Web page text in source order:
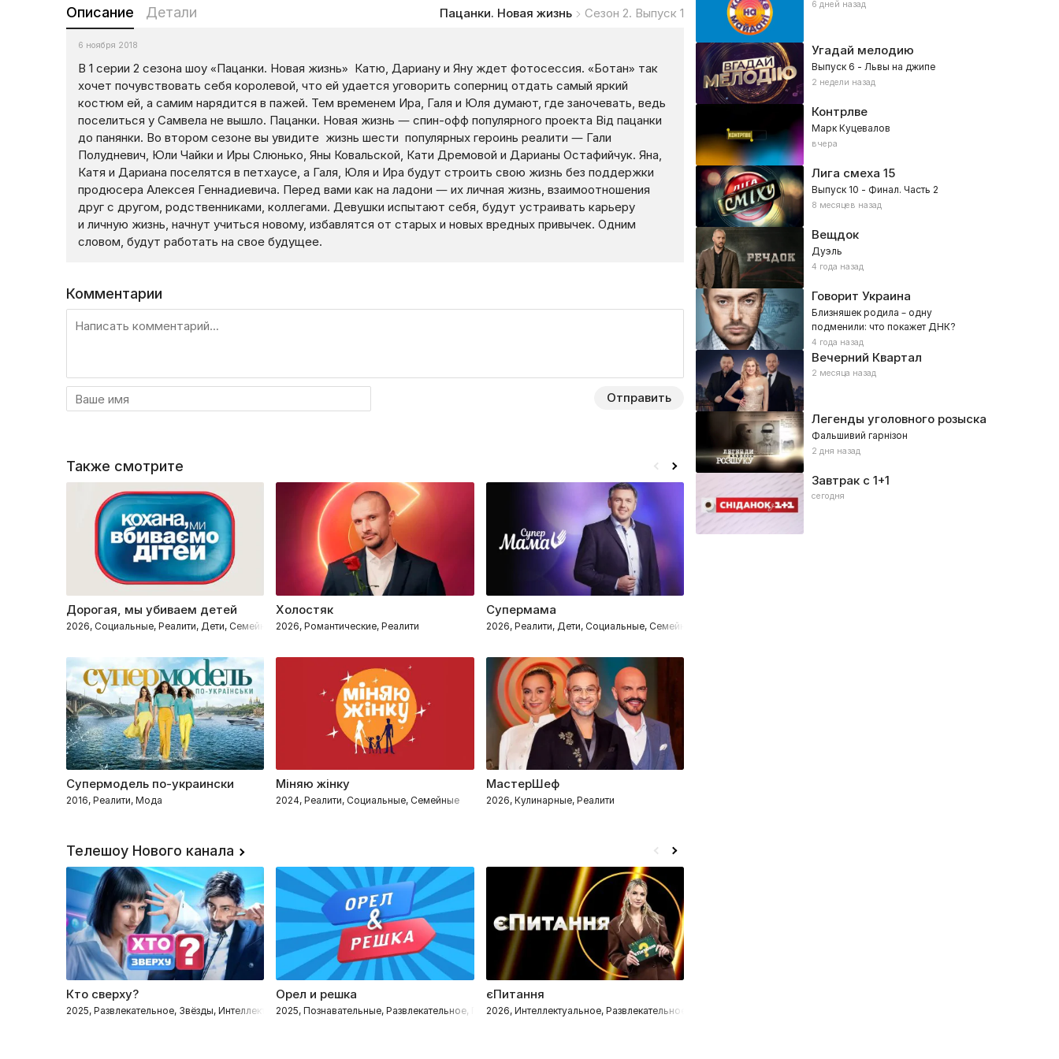
Описание Детали Пацанки. Новая жизнь Сезон 2. Выпуск 1
6 ноября 2018
В 1 серии 2 сезона шоу «Пацанки. Новая жизнь» Катю, Дариану и Яну ждет фотосессия. «Ботан» так
хочет почувствовать себя королевой, что ей удается уговорить соперниц отдать самый яркий
костюм ей, а самим нарядится в пажей. Тем временем Ира, Галя и Юля думают, где заночевать, ведь
поселиться у Самвела не вышло. Пацанки. Новая жизнь — спин-офф популярного проекта Від пацанки
до панянки. Во втором сезоне вы увидите жизнь шести популярных героинь реалити — Гали
Полудневич, Юли Чайки и Иры Слюнько, Яны Ковальской, Кати Дремовой и Дарианы Остафийчук. Яна,
Катя и Дариана поселятся в петхаусе, а Галя, Юля и Ира будут строить свою жизнь без поддержки
продюсера Алексея Геннадиевича. Перед вами как на ладони — их личная жизнь, взаимоотношения
друг с другом, родственниками, коллегами. Девушки испытают себя, будут устраивать карьеру
и личную жизнь, начнут учиться новому, избавлятся от старых и новых вредных привычек. Одним
словом, будут работать на свое будущее.
Комментарии
Отправить
6 дней назад
Угадай мелодию
Выпуск 6 - Львы на джипе
2 недели назад
Контрлве
Марк Куцевалов
вчера
Лига смеха 15
Выпуск 10 - Финал. Часть 2
8 месяцев назад
Вещдок
Дуэль
4 года назад
Говорит Украина
Близняшек родила – одну
подменили: что покажет ДНК?
4 года назад
Вечерний Квартал
2 месяца назад
Легенды уголовного розыска
Фальшивий гарнізон
2 дня назад
Завтрак с 1+1
сегодня
Также смотрите
Дорогая, мы убиваем детей
2026, Социальные, Реалити, Дети, Семейные
Холостяк
2026, Романтические, Реалити
Супермама
2026, Реалити, Дети, Социальные, Семейные
Супермодель по-украински
2016, Реалити, Мода
Міняю жінку
2024, Реалити, Социальные, Семейные
МастерШеф
2026, Кулинарные, Реалити
Телешоу Нового канала
Кто сверху?
2025, Развлекательное, Звёзды, Интеллектуальное
Орел и решка
2025, Познавательные, Развлекательное, Путешествия
єПитання
2026, Интеллектуальное, Развлекательное, Звёзды